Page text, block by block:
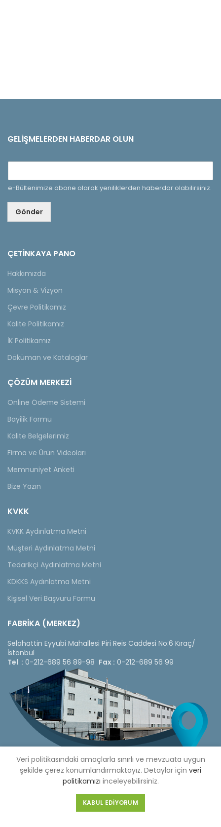
GELIŞMELERDEN HABERDAR OLUN
e-Bültenimize abone olarak yeniliklerden haberdar olabilirsiniz.
Gönder
ÇETINKAYA PANO
Hakkımızda
Misyon & Vizyon
Çevre Politikamız
Kalite Politikamız
İK Politikamız
Döküman ve Kataloglar
ÇÖZÜM MERKEZİ
Online Ödeme Sistemi
Bayilik Formu
Kalite Belgelerimiz
Firma ve Ürün Videoları
Memnuniyet Anketi
Bize Yazın
KVKK
KVKK Aydınlatma Metni
Müşteri Aydınlatma Metni
Tedarikçi Aydınlatma Metni
KDKKS Aydınlatma Metni
Kişisel Veri Başvuru Formu
FABRİKA (MERKEZ)
Selahattin Eyyubi Mahallesi Piri Reis Caddesi No:6 Kıraç/
İstanbul
Tel : 0-212-689 56 89-98 Fax : 0-212-689 56 99
Copyright © 2020 Çetinkaya Pano |Çetinkaya Pano Fiyat
Veri politikasındaki amaçlarla sınırlı ve mevzuata uygun
şekilde çerez konumlandırmaktayız. Detaylar için veri
politikamızı inceleyebilirsiniz.
KABUL EDIYORUM